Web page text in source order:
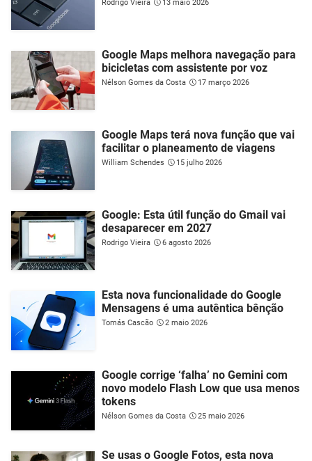
Rodrigo Vieira 13 maio 2026
Google Maps melhora navegação para
bicicletas com assistente por voz
Nélson Gomes da Costa 17 março 2026
Google Maps terá nova função que vai
facilitar o planeamento de viagens
William Schendes 15 julho 2026
Google: Esta útil função do Gmail vai
desaparecer em 2027
Rodrigo Vieira 6 agosto 2026
Esta nova funcionalidade do Google
Mensagens é uma autêntica bênção
Tomás Cascão 2 maio 2026
Google corrige ‘falha’ no Gemini com
novo modelo Flash Low que usa menos
tokens
Nélson Gomes da Costa 25 maio 2026
Se usas o Google Fotos, esta nova